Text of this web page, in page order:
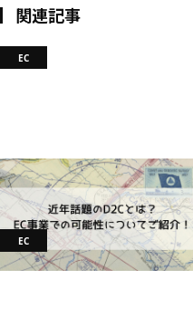
関連記事
EC
近年話題のD2Cとは？EC事業での可
能性についてご紹介！
2023.10.06 ECマーケティング
EC